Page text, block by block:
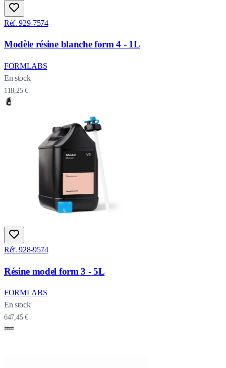
Réf. 929-7574
Modèle résine blanche form 4 - 1L
FORMLABS
En stock
118,25 €
Réf. 928-9574
Résine model form 3 - 5L
FORMLABS
En stock
647,45 €